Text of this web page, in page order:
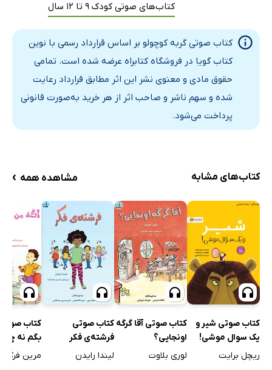
کتاب‌های صوتی کودک 9 تا 12 سال
کتاب صوتی گربه کوچولو بر اساس قرارداد رسمی با نوین
کتاب گویا در فروشگاه کتابراه عرضه شده است. تمامی
حقوق مادی و معنوی نشر این اثر مطابق قرارداد رعایت
شده و سهم ناشر و صاحب اثر از هر خرید به‌صورت قانونی
پرداخت می‌شود.
کتاب‌های مشابه مشاهده همه ›
کتاب صوتی شیر و
یک سوال موشی!
ریچل برایت
کتاب صوتی آقا گرگه
اونجایی؟
لوری بلاوت
کتاب صوتی
فرشته‌ی فکر
لیندا رایدن
کتاب
بگم نه
مرین